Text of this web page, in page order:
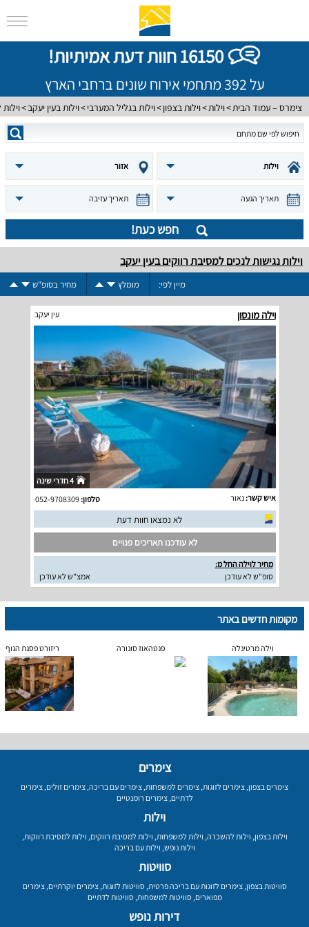
16150 חוות דעת אמיתיות!
על 392 מתחמי אירוח שונים ברחבי הארץ
צימרס – עמוד הבית וילות וילות בצפון וילות בגליל המערבי וילות בעין יעקב
וילות אזור
תאריך הגעה תאריך עזיבה
חפש כעת!
וילות נגישות לנכים למסיבת רווקים בעין יעקב
מיין לפי: מומלץ מחיר בסופ"ש
וילה מונסון עין יעקב
4 חדרי שינה
איש קשר:נאור טלפון:052-9708309
לא נמצאו חוות דעת
לא עודכנו תאריכים פנויים
מחיר לוילה החל מ:
סופ"ש לא עודכן
אמצ"ש לא עודכן
מקומות חדשים באתר
וילה מרטינלה פנטהאוז סונורה ריזורט פסגת הנוף
צימרים
צימרים בצפון, צימרים לזוגות, צימרים למשפחות, צימרים עם בריכה, צימרים זולים, צימרים
לדתיים,צימרים רומנטיים
וילות
וילות בצפון, וילות להשכרה, וילות למשפחות, וילות למסיבת רווקים, וילות למסיבת רווקות,
וילות נופש, וילות עם בריכה
סוויטות
סוויטות בצפון,צימרים לזוגות עם בריכה פרטית,סוויטות לזוגות,צימרים יוקרתיים,צימרים
מפוארים,סוויטות למשפחות,סוויטות לדתיים
דירות נופש